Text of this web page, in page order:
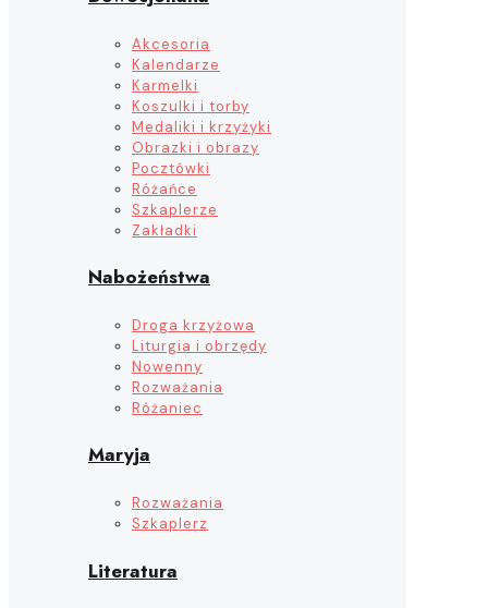
Akcesoria
Kalendarze
Karmelki
Koszulki i torby
Medaliki i krzyżyki
Obrazki i obrazy
Pocztówki
Różańce
Szkaplerze
Zakładki
Nabożeństwa
Droga krzyżowa
Liturgia i obrzędy
Nowenny
Rozważania
Różaniec
Maryja
Rozważania
Szkaplerz
Literatura